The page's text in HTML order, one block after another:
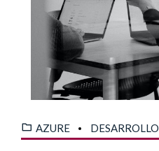
AZURE DESARROLLO